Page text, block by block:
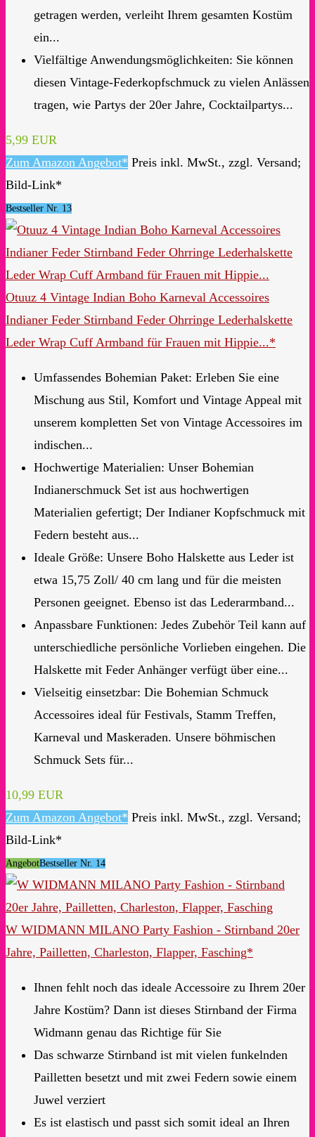
getragen werden, verleiht Ihrem gesamten Kostüm
ein...
Vielfältige Anwendungsmöglichkeiten: Sie können
diesen Vintage-Federkopfschmuck zu vielen Anlässen
tragen, wie Partys der 20er Jahre, Cocktailpartys...
5,99 EUR
Zum Amazon Angebot* Preis inkl. MwSt., zzgl. Versand;
Bild-Link*
Bestseller Nr. 13
Otuuz 4 Vintage Indian Boho Karneval Accessoires
Indianer Feder Stirnband Feder Ohrringe Lederhalskette
Leder Wrap Cuff Armband für Frauen mit Hippie...*
Umfassendes Bohemian Paket: Erleben Sie eine
Mischung aus Stil, Komfort und Vintage Appeal mit
unserem kompletten Set von Vintage Accessoires im
indischen...
Hochwertige Materialien: Unser Bohemian
Indianerschmuck Set ist aus hochwertigen
Materialien gefertigt; Der Indianer Kopfschmuck mit
Federn besteht aus...
Ideale Größe: Unsere Boho Halskette aus Leder ist
etwa 15,75 Zoll/ 40 cm lang und für die meisten
Personen geeignet. Ebenso ist das Lederarmband...
Anpassbare Funktionen: Jedes Zubehör Teil kann auf
unterschiedliche persönliche Vorlieben eingehen. Die
Halskette mit Feder Anhänger verfügt über eine...
Vielseitig einsetzbar: Die Bohemian Schmuck
Accessoires ideal für Festivals, Stamm Treffen,
Karneval und Maskeraden. Unsere böhmischen
Schmuck Sets für...
10,99 EUR
Zum Amazon Angebot* Preis inkl. MwSt., zzgl. Versand;
Bild-Link*
AngebotBestseller Nr. 14
W WIDMANN MILANO Party Fashion - Stirnband 20er
Jahre, Pailletten, Charleston, Flapper, Fasching*
Ihnen fehlt noch das ideale Accessoire zu Ihrem 20er
Jahre Kostüm? Dann ist dieses Stirnband der Firma
Widmann genau das Richtige für Sie
Das schwarze Stirnband ist mit vielen funkelnden
Pailletten besetzt und mit zwei Federn sowie einem
Juwel verziert
Es ist elastisch und passt sich somit ideal an Ihren